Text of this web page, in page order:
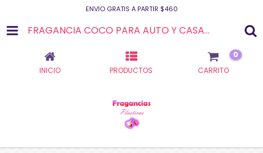
ENVIO GRATIS A PARTIR $460
FRAGANCIA COCO PARA AUTO Y CASA 500ML
INICIO PRODUCTOS CARRITO
0